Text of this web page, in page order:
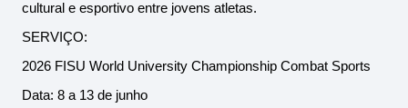
cultural e esportivo entre jovens atletas.
SERVIÇO:
2026 FISU World University Championship Combat Sports
Data: 8 a 13 de junho